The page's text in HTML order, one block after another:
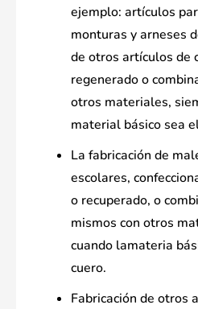
ejemplo: artículos
monturas y arneses
de otros artículos de
regenerado o
otros materiales,
material básico sea
La fabricación de
escolares,
o recuperado, o
mismos con otros
cuando lamateria
cuero.
Fabricación de otros